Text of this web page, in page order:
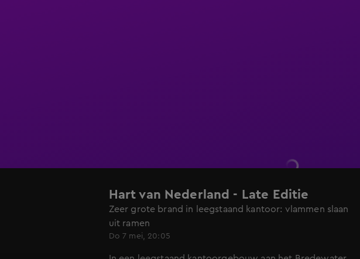
Hart van Nederland - Late Editie
Zeer grote brand in leegstaand kantoor: vlammen slaan
uit ramen
Do 7 mei, 20:05